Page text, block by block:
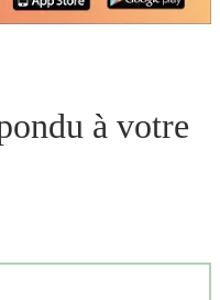
à votre